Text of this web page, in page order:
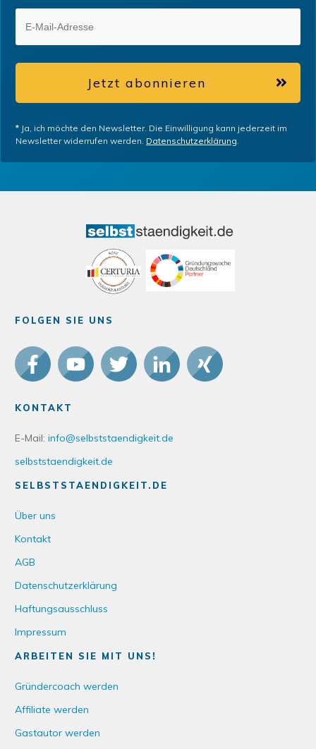
Jetzt abonnieren
* Ja, ich möchte den Newsletter. Die Einwilligung kann jederzeit im
Newsletter widerrufen werden. Datenschutzerklärung
FOLGEN SIE UNS
KONTAKT
E-Mail: info@selbststaendigkeit.de
selbststaendigkeit.de
SELBSTSTAENDIGKEIT.DE
Über uns
Kontakt
AGB
Datenschutzerklärung
Haftungsausschluss
Impressum
ARBEITEN SIE MIT UNS!
Gründercoach werden
Affiliate werden
Gastautor werden